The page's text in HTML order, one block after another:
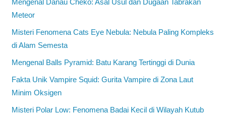
Mengenal Danau Cheko: Asal Usul dan Dugaan Tabrakan
Meteor
Misteri Fenomena Cats Eye Nebula: Nebula Paling Kompleks
di Alam Semesta
Mengenal Balls Pyramid: Batu Karang Tertinggi di Dunia
Fakta Unik Vampire Squid: Gurita Vampire di Zona Laut
Minim Oksigen
Misteri Polar Low: Fenomena Badai Kecil di Wilayah Kutub